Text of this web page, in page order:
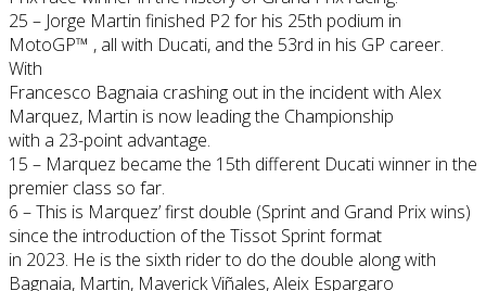
25 – Jorge Martin finished P2 for his 25th podium in
MotoGP™️ , all with Ducati, and the 53rd in his GP career.
With
Francesco Bagnaia crashing out in the incident with Alex
Marquez, Martin is now leading the Championship
with a 23-point advantage.
15 – Marquez became the 15th different Ducati winner in the
premier class so far.
6 – This is Marquez’ first double (Sprint and Grand Prix wins)
since the introduction of the Tissot Sprint format
in 2023. He is the sixth rider to do the double along with
Bagnaia, Martin, Maverick Viñales, Aleix Espargaro